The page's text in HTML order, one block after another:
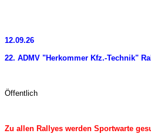
12.09.26
22. ADMV "Herkommer Kfz.-Technik"
Öffentlich
Zu allen Rallyes werden Sportwarte